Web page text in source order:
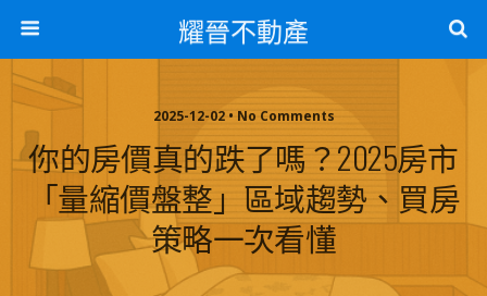
耀晉不動產
2025-12-02 • No Comments
你的房價真的跌了嗎？2025房市
「量縮價盤整」區域趨勢、買房
策略一次看懂